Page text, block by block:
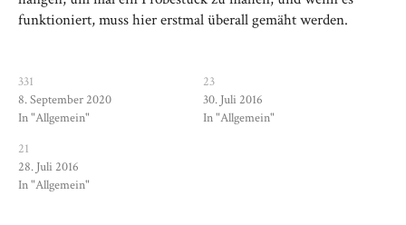
funktioniert, muss hier erstmal überall gemäht werden.
331
8. September 2020
In "Allgemein"
23
30. Juli 2016
In "Allgemein"
21
28. Juli 2016
In "Allgemein"